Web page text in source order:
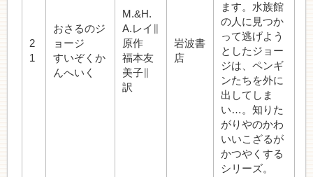
2
1
おさるのジ
ョージ
すいぞくか
んへいく
M.&H.
A.レイ∥
原作
福本友
美子∥
訳
岩波書
店
ます。水族館
の人に見つか
って逃げよう
としたジョー
ジは、ペンギ
ンたちを外に
出してしま
い…。知りた
がりやのかわ
いいこざるが
かつやくする
シリーズ。